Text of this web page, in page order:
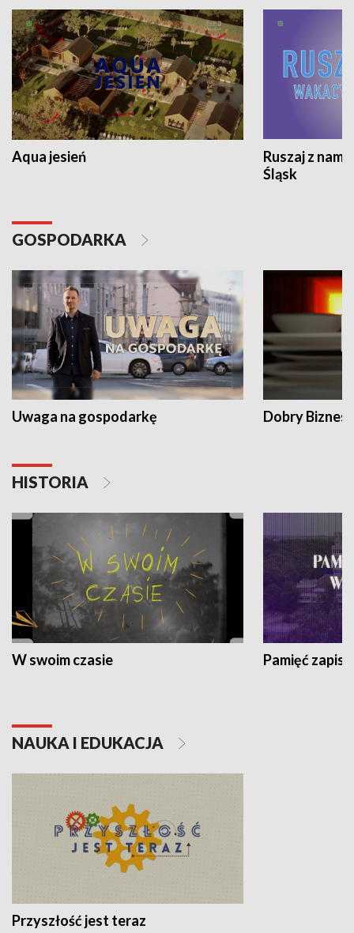
Aqua jesień
Ruszaj z
Śląsk
GOSPODARKA
Uwaga na gospodarkę Dobry Biznes
HISTORIA
W swoim czasie Pamięć
NAUKA I EDUKACJA
Przyszłość jest teraz